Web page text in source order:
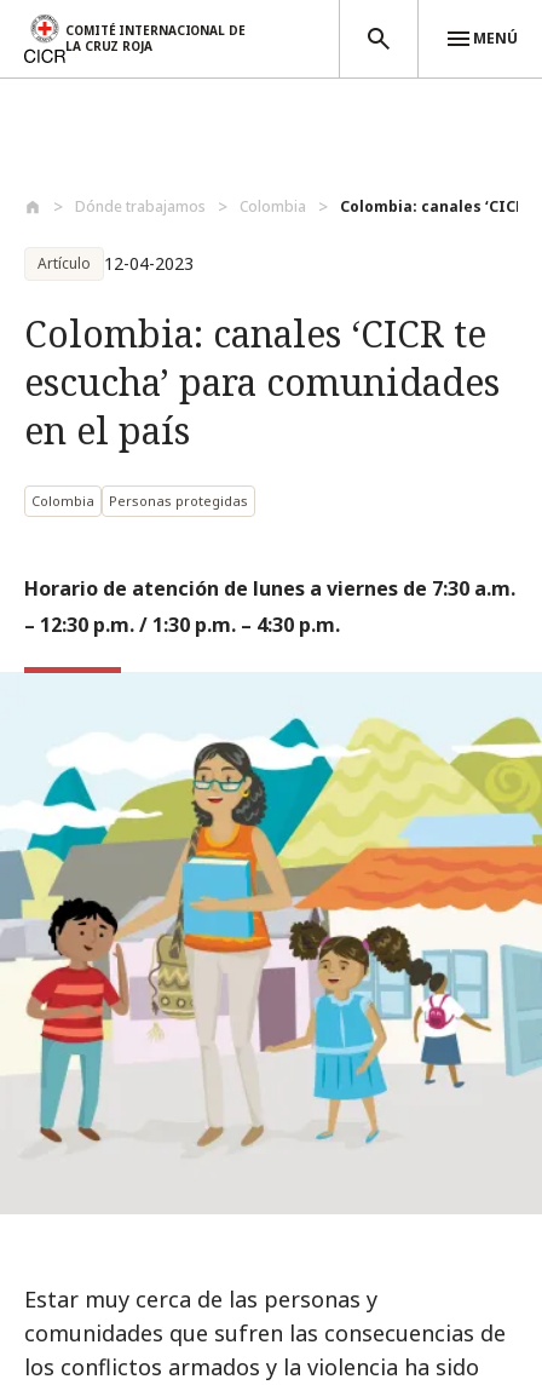
COMITÉ INTERNACIONAL DE
LA CRUZ ROJA
MENÚ
Dónde trabajamos Colombia Colombia: canales ‘CICR
Artículo 12-04-2023
Colombia: canales ‘CICR te
escucha’ para comunidades
en el país
Colombia Personas protegidas
Horario de atención de lunes a viernes de 7:30 a.m.
– 12:30 p.m. / 1:30 p.m. – 4:30 p.m.
Estar muy cerca de las personas y
comunidades que sufren las consecuencias de
los conflictos armados y la violencia ha sido